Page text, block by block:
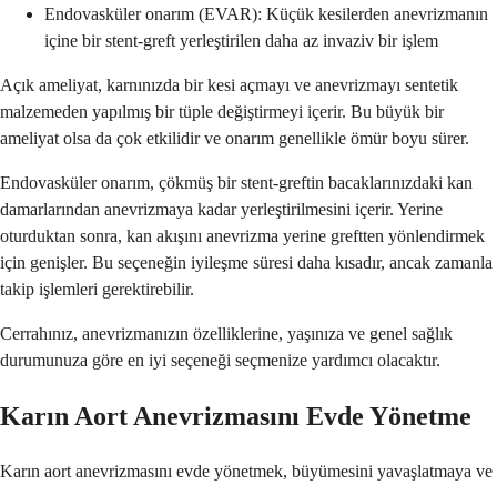
Endovasküler onarım (EVAR): Küçük kesilerden anevrizmanın
içine bir stent-greft yerleştirilen daha az invaziv bir işlem
Açık ameliyat, karnınızda bir kesi açmayı ve anevrizmayı sentetik
malzemeden yapılmış bir tüple değiştirmeyi içerir. Bu büyük bir
ameliyat olsa da çok etkilidir ve onarım genellikle ömür boyu sürer.
Endovasküler onarım, çökmüş bir stent-greftin bacaklarınızdaki kan
damarlarından anevrizmaya kadar yerleştirilmesini içerir. Yerine
oturduktan sonra, kan akışını anevrizma yerine greftten yönlendirmek
için genişler. Bu seçeneğin iyileşme süresi daha kısadır, ancak zamanla
takip işlemleri gerektirebilir.
Cerrahınız, anevrizmanızın özelliklerine, yaşınıza ve genel sağlık
durumunuza göre en iyi seçeneği seçmenize yardımcı olacaktır.
Karın Aort Anevrizmasını Evde Yönetme
Karın aort anevrizmasını evde yönetmek, büyümesini yavaşlatmaya ve